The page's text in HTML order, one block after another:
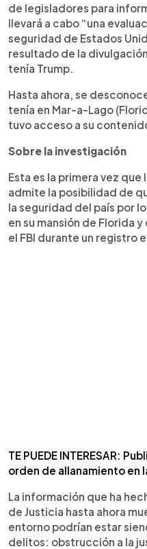
de legisladores para
llevará a cabo “una
seguridad de Estados
resultado de la
tenía Trump.
Hasta ahora, se
tenía en Mar-a-Lago
tuvo acceso a su
Sobre la investigación
Esta es la primera vez que
admite la posibilidad de
la seguridad del país por
en su mansión de Florida
el FBI durante un registro
TE PUEDE INTERESAR:
orden de allanamiento en
La información que ha
de Justicia hasta ahora
entorno podrían estar
delitos: obstrucción a la